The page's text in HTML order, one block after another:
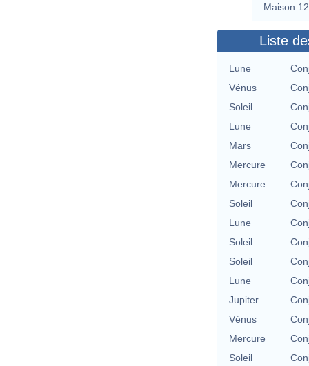
Maison 12
Liste
Lune
Vénus
Soleil
Lune
Mars
Mercure
Mercure
Soleil
Lune
Soleil
Soleil
Lune
Jupiter
Vénus
Mercure
Soleil